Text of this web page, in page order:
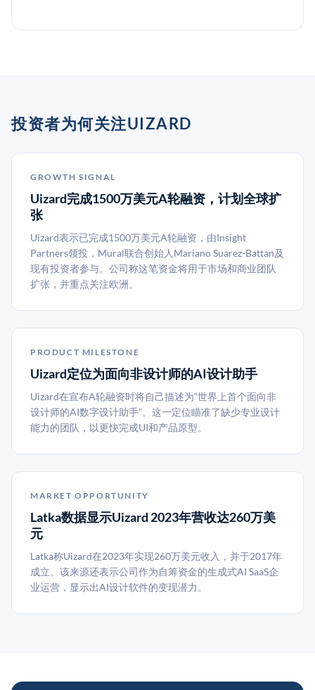
投资者为何关注UIZARD
GROWTH SIGNAL
Uizard完成1500万美元A轮融资，计划全球扩
张
Uizard表示已完成1500万美元A轮融资，由Insight
Partners领投，Mural联合创始人Mariano Suarez-Battan及
现有投资者参与。公司称这笔资金将用于市场和商业团队
扩张，并重点关注欧洲。
PRODUCT MILESTONE
Uizard定位为面向非设计师的AI设计助手
Uizard在宣布A轮融资时将自己描述为“世界上首个面向非
设计师的AI数字设计助手”。这一定位瞄准了缺少专业设计
能力的团队，以更快完成UI和产品原型。
MARKET OPPORTUNITY
Latka数据显示Uizard 2023年营收达260万美
元
Latka称Uizard在2023年实现260万美元收入，并于2017年
成立。该来源还表示公司作为自筹资金的生成式AI SaaS企
业运营，显示出AI设计软件的变现潜力。